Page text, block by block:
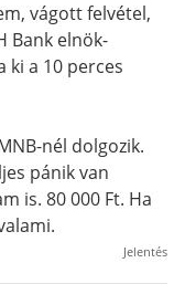
vágott felvétel,
Bank elnök-
ki a 10 perces
nél dolgozik.
pánik van
is. 80 000 Ft. Ha
Jelentés